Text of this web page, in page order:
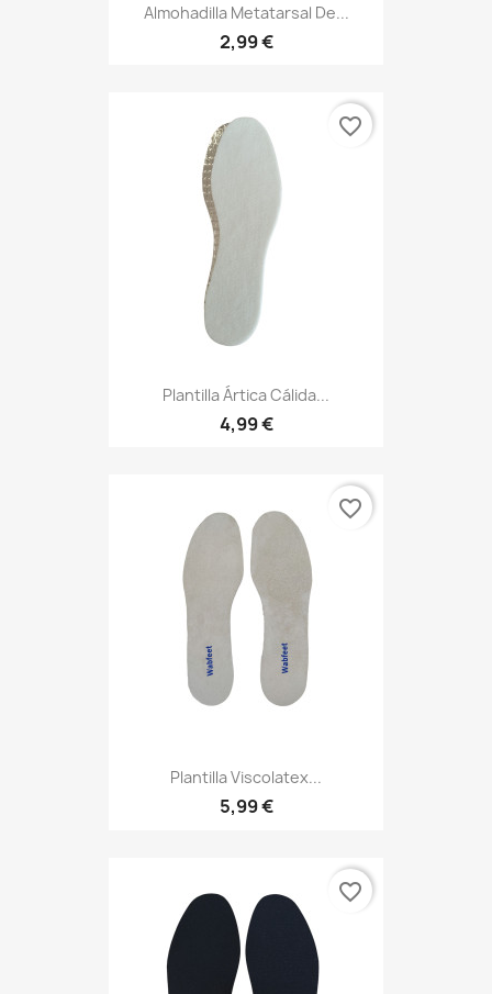
Almohadilla Metatarsal De...
2,99 €
Plantilla Ártica Cálida...
4,99 €
favorite_border
Plantilla Viscolatex...
5,99 €
favorite_border
favorite_border